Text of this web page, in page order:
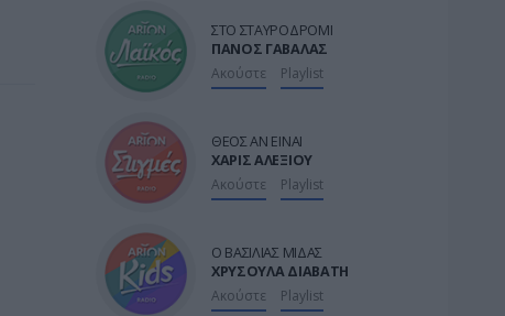

ΣΤΟ ΣΤΑΥΡΟΔΡΟΜΙ
ΠΑΝΟΣ ΓΑΒΑΛΑΣ
Ακούστε
Playlist

ΘΕΟΣ ΑΝ ΕΙΝΑΙ
ΧΑΡΙΣ ΑΛΕΞΙΟΥ
Ακούστε
Playlist

Ο ΒΑΣΙΛΙΑΣ ΜΙΔΑΣ
ΧΡΥΣΟΥΛΑ ΔΙΑΒΑΤΗ
Ακούστε
Playlist